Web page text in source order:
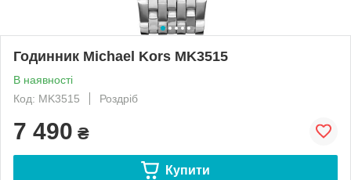
Годинник Michael Kors MK3515
В наявності
Код: MK3515
Роздріб
7 490 ₴
Купити